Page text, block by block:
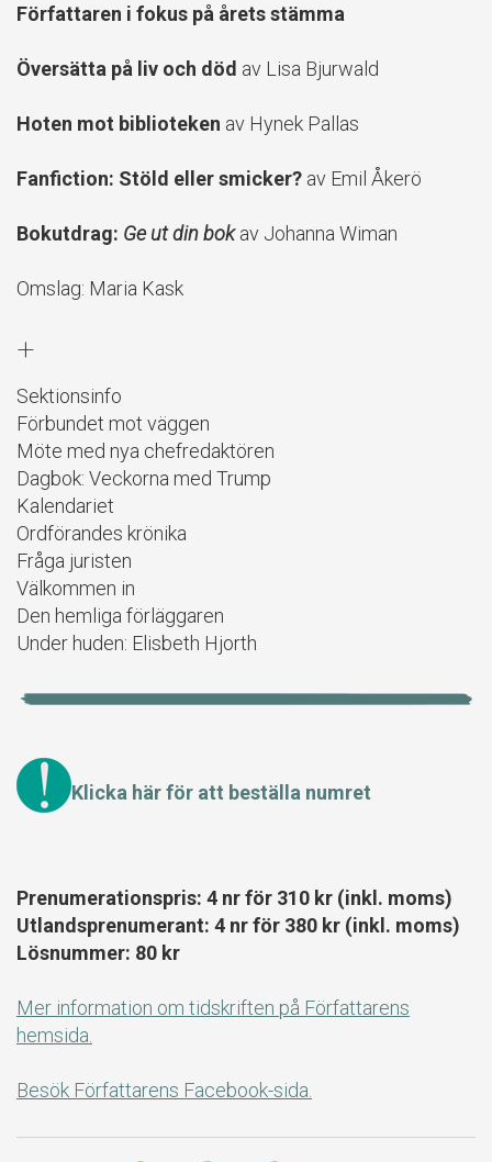
Författaren i fokus på årets stämma
Översätta på liv och död av Lisa Bjurwald
Hoten mot biblioteken av Hynek Pallas
Fanfiction: Stöld eller smicker? av Emil Åkerö
Bokutdrag: Ge ut din bokav Johanna Wiman
Omslag: Maria Kask
+
Sektionsinfo
Förbundet mot väggen
Möte med nya chefredaktören
Dagbok: Veckorna med Trump
Kalendariet
Ordförandes krönika
Fråga juristen
Välkommen in
Den hemliga förläggaren
Under huden: Elisbeth Hjorth
Klicka här för att beställa numret
Prenumerationspris: 4 nr för 310 kr (inkl. moms)
Utlandsprenumerant: 4 nr för 380 kr (inkl. moms)
Lösnummer: 80 kr
Mer information om tidskriften på Författarens
hemsida.
Besök Författarens Facebook-sida.